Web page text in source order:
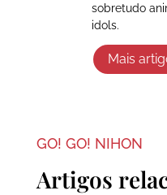
sobretudo
idols.
Mais
GO! GO! NIHON
Artigos